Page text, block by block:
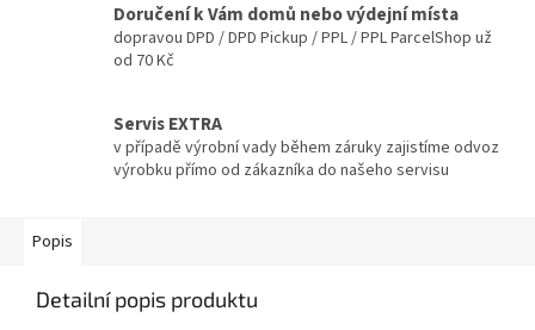
Doručení k Vám domů nebo výdejní místa
dopravou DPD / DPD Pickup / PPL / PPL ParcelShop už
od 70 Kč
Servis EXTRA
v případě výrobní vady během záruky zajistíme odvoz
výrobku přímo od zákazníka do našeho servisu
Popis
Detailní popis produktu